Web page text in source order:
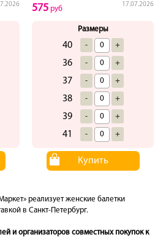
17.07.2026
575 руб
Размеры
40 - +
36 - +
37 - +
38 - +
39 - +
41 - +
Купить
реализует женские балетки
в Санкт-Петербург.
и организаторов совместных покупок к